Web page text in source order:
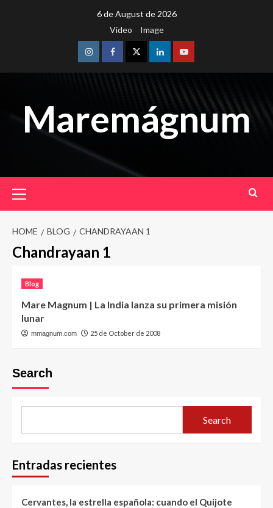
6 de August de 2026
Video
Image
InstagramFacebookTwitterLinkedinYoutube
Maremágnum
Menu
HOME BLOG CHANDRAYAAN 1
Chandrayaan 1
Blog
Mare Magnum | La India lanza su primera misión
lunar
mmagnum.com 25 de October de 2008
Search
Search
Entradas recientes
Cervantes, la estrella española: cuando el Quijote